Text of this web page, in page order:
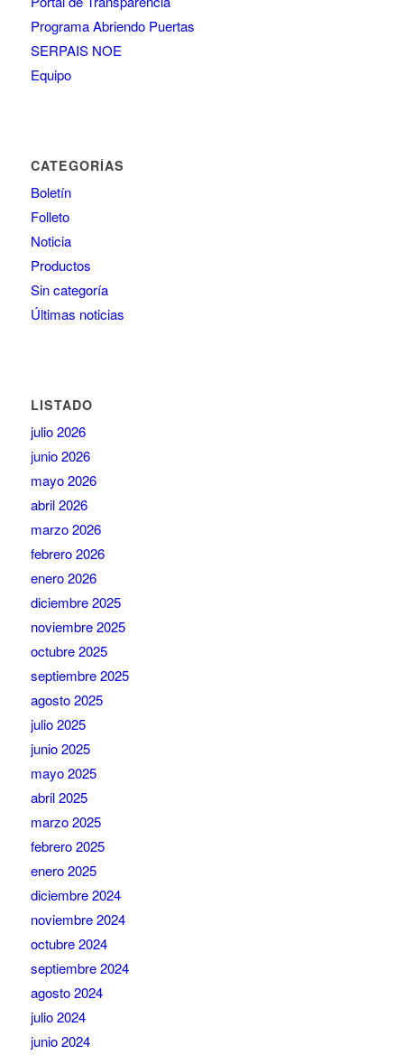
Programa Abriendo Puertas
SERPAIS NOE
Equipo
CATEGORÍAS
Boletín
Folleto
Noticia
Productos
Sin categoría
Últimas noticias
LISTADO
julio 2026
junio 2026
mayo 2026
abril 2026
marzo 2026
febrero 2026
enero 2026
diciembre 2025
noviembre 2025
octubre 2025
septiembre 2025
agosto 2025
julio 2025
junio 2025
mayo 2025
abril 2025
marzo 2025
febrero 2025
enero 2025
diciembre 2024
noviembre 2024
octubre 2024
septiembre 2024
agosto 2024
julio 2024
junio 2024